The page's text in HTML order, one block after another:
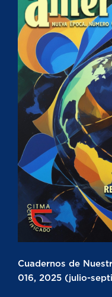
Cuadernos de
016, 2025 (julio-